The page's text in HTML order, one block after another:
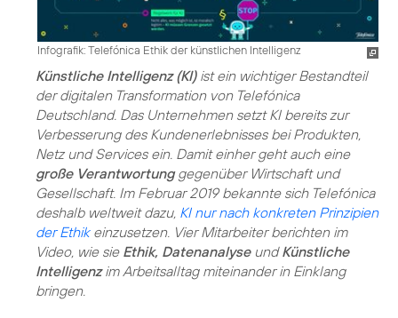
Infografik: Telefónica Ethik der künstlichen Intelligenz
Künstliche Intelligenz (KI)ist ein wichtiger Bestandteil
der digitalen Transformation von Telefónica
Deutschland. Das Unternehmen setzt KI bereits zur
Verbesserung des Kundenerlebnisses bei Produkten,
Netz und Services ein. Damit einher geht auch eine
große Verantwortunggegenüber Wirtschaft und
Gesellschaft. Im Februar 2019 bekannte sich Telefónica
deshalb weltweit dazu, KI nur nach konkreten Prinzipien
der Ethikeinzusetzen. Vier Mitarbeiter berichten im
Video, wie sie Ethik, DatenanalyseundKünstliche
Intelligenzim Arbeitsalltag miteinander in Einklang
bringen.